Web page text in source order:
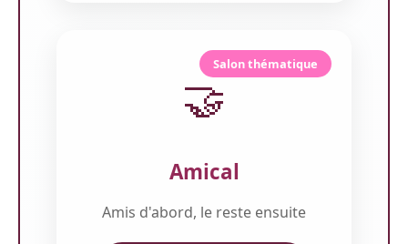
Salon thématique
🤝
Amical
Amis d'abord, le reste ensuite